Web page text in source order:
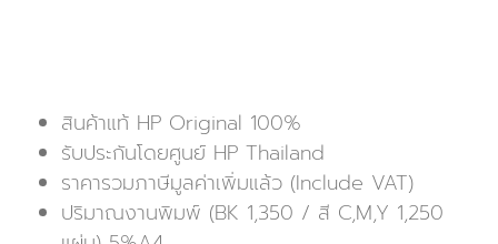
สินค้าแท้ HP Original 100%
รับประกันโดยศูนย์ HP Thailand
ราคารวมภาษีมูลค่าเพิ่มแล้ว (Include VAT)
ปริมาณงานพิมพ์ (BK 1,350 / สี C,M,Y 1,250